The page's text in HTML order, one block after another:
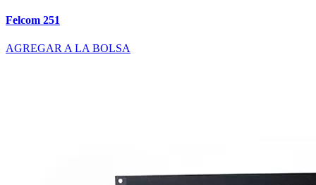
Felcom 251
AGREGAR A LA BOLSA